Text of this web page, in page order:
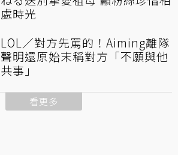
處時光
LOL／對方先罵的！Aiming離隊
聲明還原始末稱對方「不願與他
共事」
看更多